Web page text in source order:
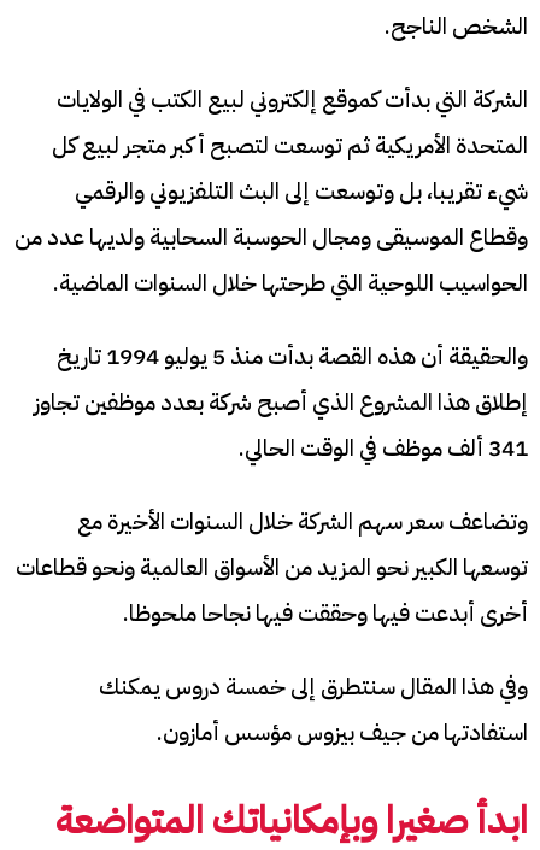
الشخص الناجح.
الشركة التي بدأت كموقع إلكتروني لبيع الكتب في الولايات
المتحدة الأمريكية ثم توسعت لتصبح أكبر متجر لبيع كل
شيء تقريبا، بل وتوسعت إلى البث التلفزيوني والرقمي
وقطاع الموسيقى ومجال الحوسبة السحابية ولديها عدد من
الحواسيب اللوحية التي طرحتها خلال السنوات الماضية.
والحقيقة أن هذه القصة بدأت منذ 5 يوليو 1994 تاريخ
إطلاق هذا المشروع الذي أصبح شركة بعدد موظفين تجاوز
341 ألف موظف في الوقت الحالي.
وتضاعف سعر سهم الشركة خلال السنوات الأخيرة مع
توسعها الكبير نحو المزيد من الأسواق العالمية ونحو قطاعات
أخرى أبدعت فيها وحققت فيها نجاحا ملحوظا.
وفي هذا المقال سنتطرق إلى خمسة دروس يمكنك
استفادتها من جيف بيزوس مؤسس أمازون.
ابدأ صغيرا وبإمكانياتك المتواضعة